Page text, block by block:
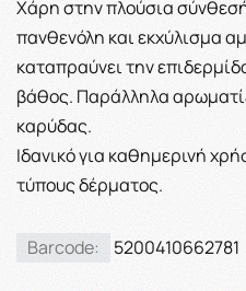
Χάρη στην πλούσια
πανθενόλη και εκχύλισμα
καταπραύνει την
βάθος. Παράλληλα
καρύδας.
Ιδανικό για καθημερινή
τύπους δέρματος.
Barcode: 5200410662781